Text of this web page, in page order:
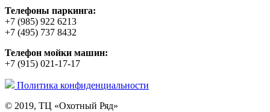
Телефоны паркинга:
+7 (985) 922 6213
+7 (495) 737 8432
Телефон мойки машин:
+7 (915) 021-17-17
Политика конфиденциальности
© 2019, ТЦ «Охотный Ряд»